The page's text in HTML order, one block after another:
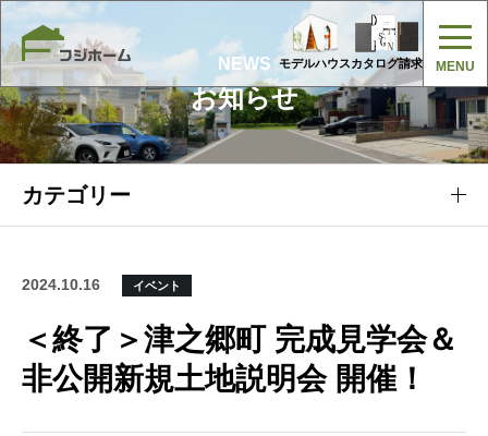
モデルハウスカタログ請求
NEWS
お知らせ
カテゴリー
2024.10.16 イベント
＜終了＞津之郷町 完成見学会＆
非公開新規土地説明会 開催！